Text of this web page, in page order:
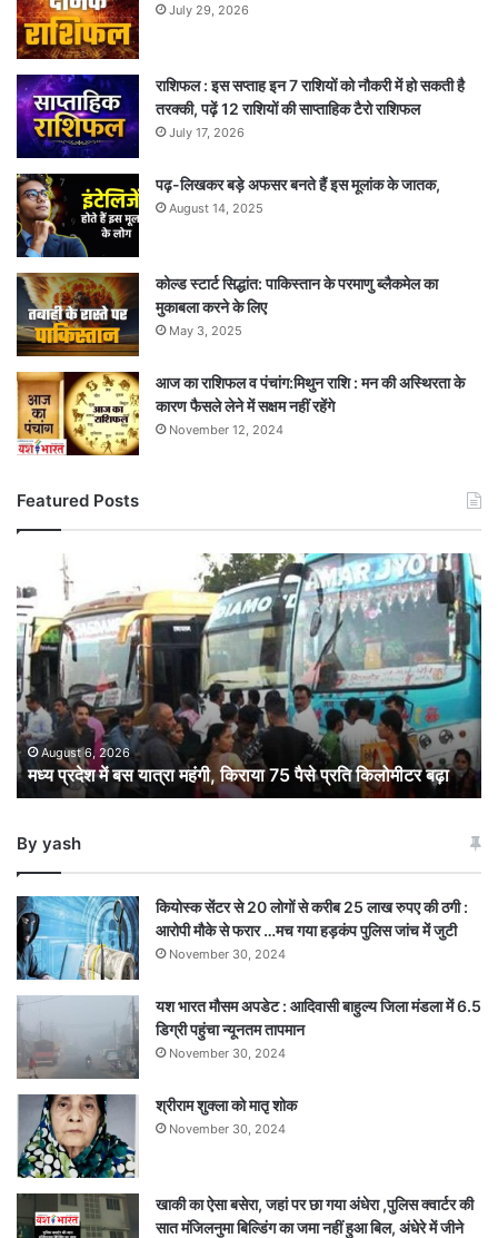
July 29, 2026
राशिफल : इस सप्ताह इन 7 राशियों को नौकरी में हो सकती है
तरक्की, पढ़ें 12 राशियों की साप्ताहिक टैरो राशिफल
July 17, 2026
पढ़-लिखकर बड़े अफसर बनते हैं इस मूलांक के जातक,
August 14, 2025
कोल्ड स्टार्ट सिद्धांत: पाकिस्तान के परमाणु ब्लैकमेल का
मुकाबला करने के लिए
May 3, 2025
आज का राशिफल व पंचांग:मिथुन राशि : मन की अस्थिरता के
कारण फैसले लेने में सक्षम नहीं रहेंगे
November 12, 2024
Featured Posts
प्रदेश
में
बस
यात्रा
महंगी,
किराया
75
पैसे
प्रति
किलोमीटर
August 6, 2026
मध्य प्रदेश में बस यात्रा महंगी, किराया 75 पैसे प्रति किलोमीटर बढ़ा
By yash
कियोस्क सेंटर से 20 लोगों से करीब 25 लाख रुपए की ठगी :
आरोपी मौके से फरार …मच गया हड़कंप पुलिस जांच में जुटी
November 30, 2024
यश भारत मौसम अपडेट : आदिवासी बाहुल्य जिला मंडला में 6.5
डिग्री पहुंचा न्यूनतम तापमान
November 30, 2024
श्रीराम शुक्ला को मातृ शोक
November 30, 2024
खाकी का ऐसा बसेरा, जहां पर छा गया अंधेरा ,पुलिस क्वार्टर की
सात मंजिलनुमा बिल्डिंग का जमा नहीं हुआ बिल, अंधेरे में जीने